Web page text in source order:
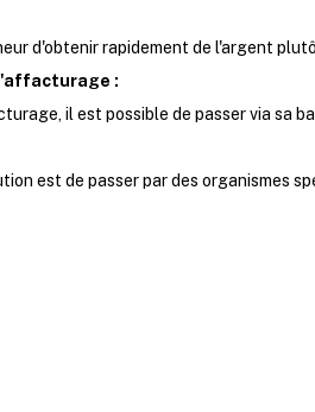
d'obtenir rapidement de l'argent
:
il est possible de passer via sa
est de passer par des organismes